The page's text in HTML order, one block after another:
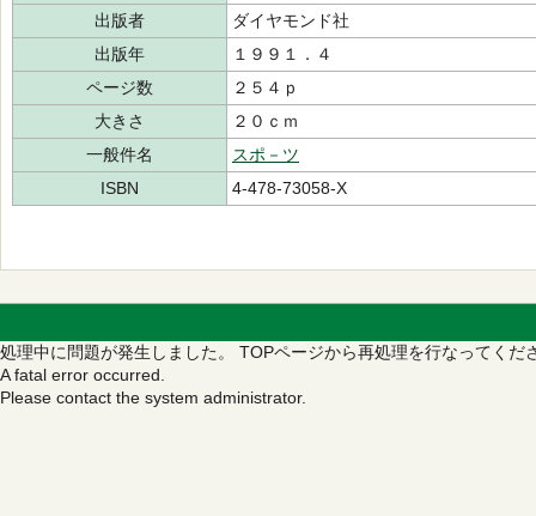
出版者
ダイヤモンド社
出版年
１９９１．４
ページ数
２５４ｐ
大きさ
２０ｃｍ
一般件名
スポ－ツ
ISBN
4-478-73058-X
処理中に問題が発生しました。 TOPページから再処理を行なってくだ
A fatal error occurred.
Please contact the system administrator.